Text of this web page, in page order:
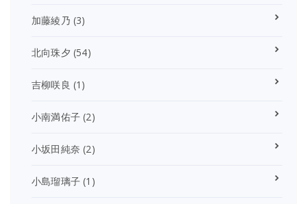
加藤綾乃 (3)
北向珠夕 (54)
吉柳咲良 (1)
小南満佑子 (2)
小坂田純奈 (2)
小島瑠璃子 (1)